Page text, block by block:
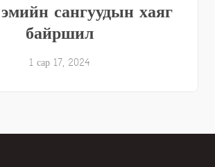
сангуудын хаяг
байршил
1 сар 17, 2024